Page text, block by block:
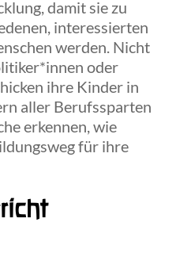
damit sie zu
interessierten
werden. Nicht
oder
ihre Kinder in
aller Berufssparten
erkennen, wie
für ihre